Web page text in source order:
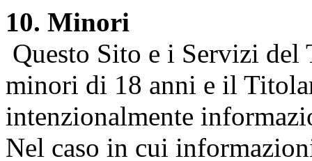
10. Minori
Questo Sito e i Servizi del
minori di 18 anni e il
intenzionalmente
Nel caso in cui